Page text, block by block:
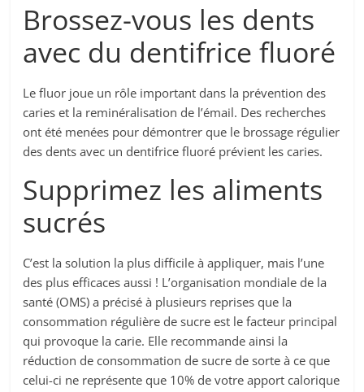
Brossez-vous les dents
avec du dentifrice fluoré
Le fluor joue un rôle important dans la prévention des
caries et la reminéralisation de l’émail. Des recherches
ont été menées pour démontrer que le brossage régulier
des dents avec un dentifrice fluoré prévient les caries.
Supprimez les aliments
sucrés
C’est la solution la plus difficile à appliquer, mais l’une
des plus efficaces aussi ! L’organisation mondiale de la
santé (OMS) a précisé à plusieurs reprises que la
consommation régulière de sucre est le facteur principal
qui provoque la carie. Elle recommande ainsi la
réduction de consommation de sucre de sorte à ce que
celui-ci ne représente que 10% de votre apport calorique